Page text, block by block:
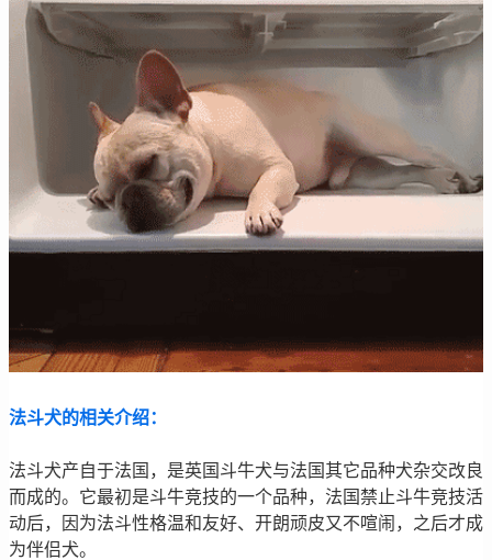
法斗犬的相关介绍：
法斗犬产自于法国，是英国斗牛犬与法国其它品种犬杂交改良
而成的。它最初是斗牛竞技的一个品种，法国禁止斗牛竞技活
动后，因为法斗性格温和友好、开朗顽皮又不喧闹，之后才成
为伴侣犬。